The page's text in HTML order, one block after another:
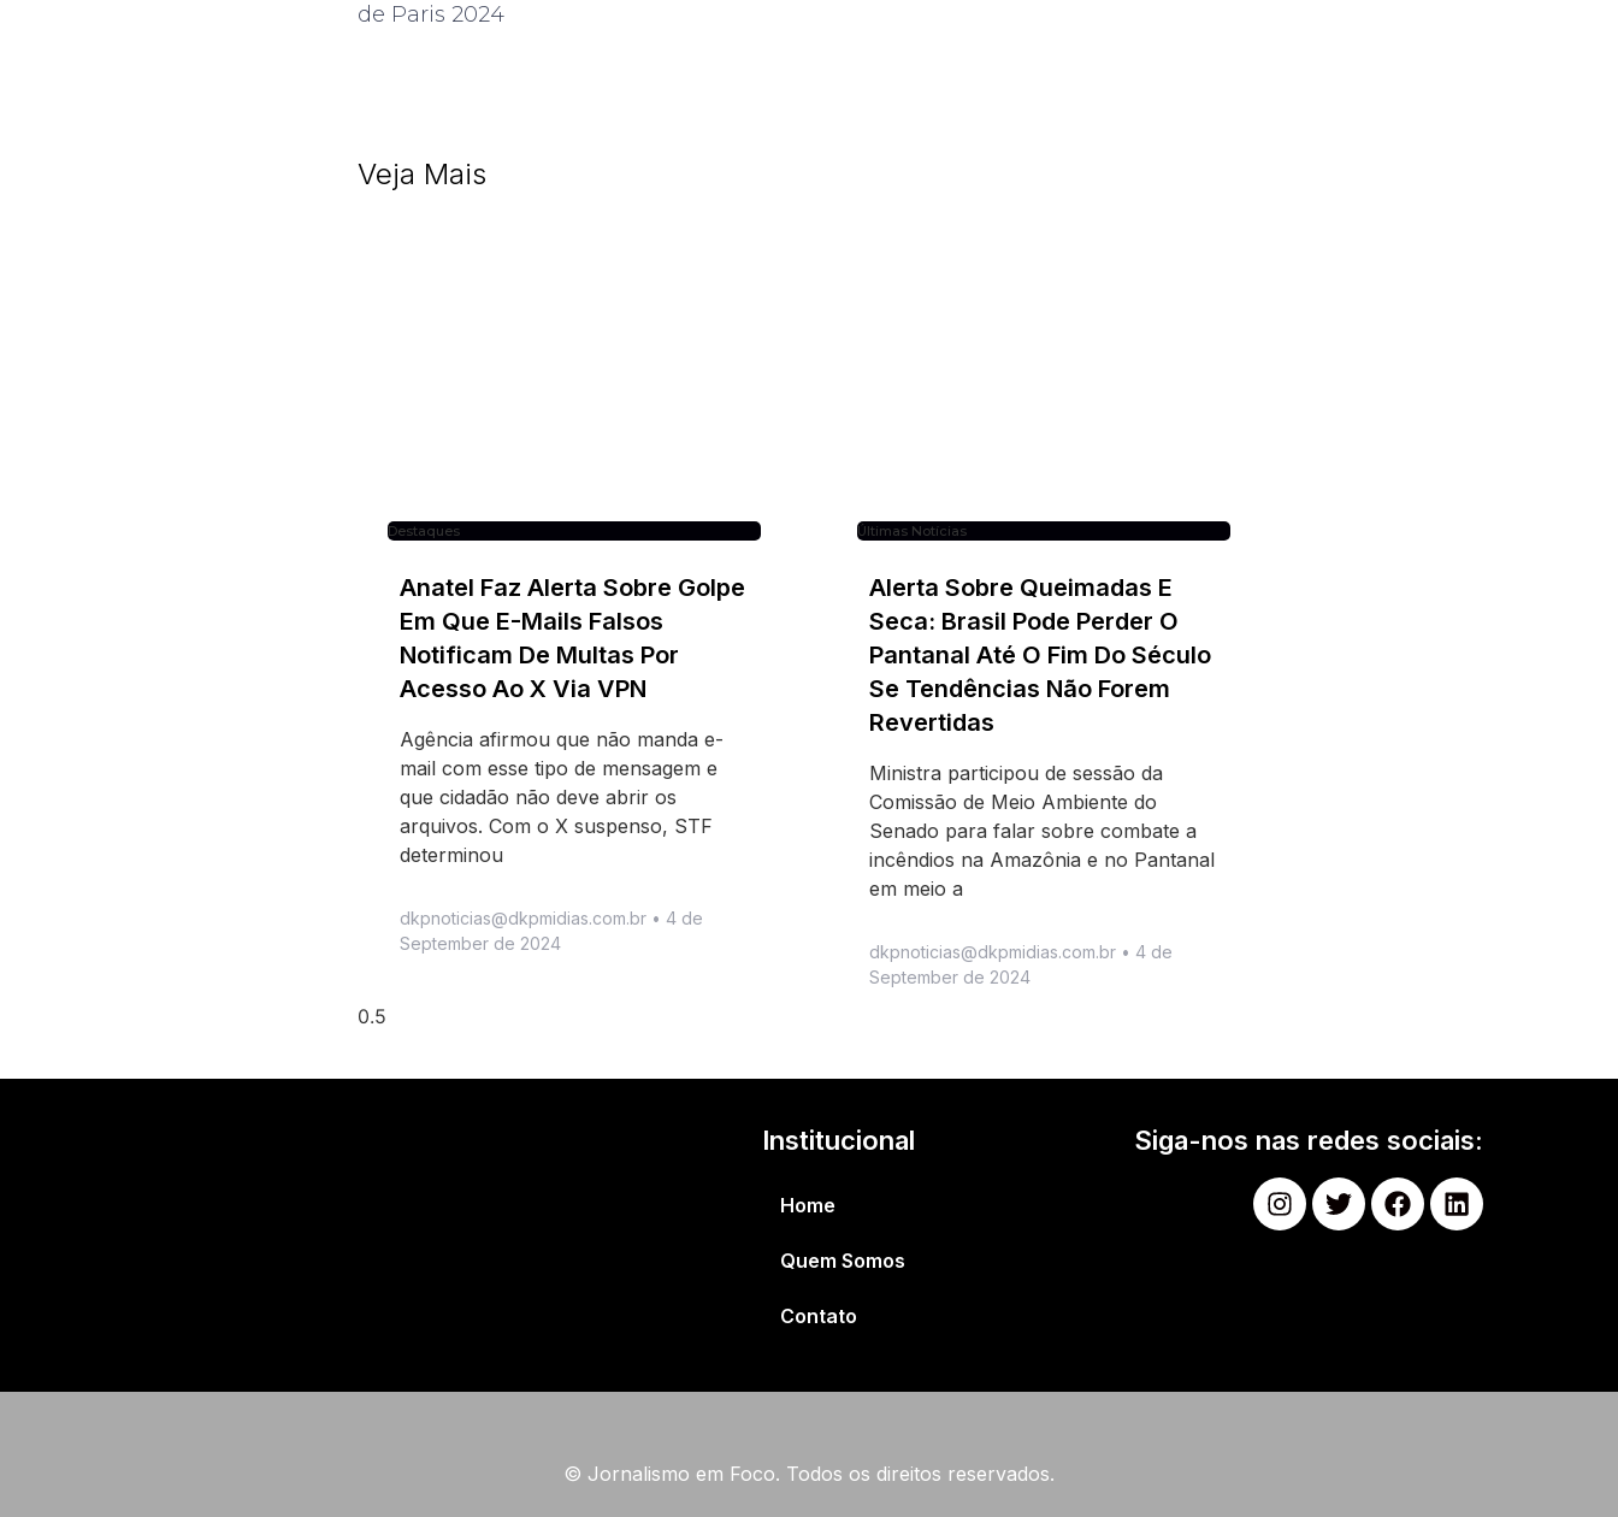
de Paris 2024
Veja Mais
Destaques
Anatel Faz Alerta Sobre Golpe
Em Que E-Mails Falsos
Notificam De Multas Por
Acesso Ao X Via VPN
Agência afirmou que não manda e-
mail com esse tipo de mensagem e
que cidadão não deve abrir os
arquivos. Com o X suspenso, STF
determinou
dkpnoticias@dkpmidias.com.br
4 de
September de 2024
Últimas Notícias
Alerta Sobre Queimadas E
Seca: Brasil Pode Perder O
Pantanal Até O Fim Do Século
Se Tendências Não Forem
Revertidas
Ministra participou de sessão da
Comissão de Meio Ambiente do
Senado para falar sobre combate a
incêndios na Amazônia e no Pantanal
em meio a
dkpnoticias@dkpmidias.com.br
4 de
September de 2024
Institucional
Home
Quem Somos
Contato
Siga-nos nas redes sociais:
© Jornalismo em Foco. Todos os direitos reservados.